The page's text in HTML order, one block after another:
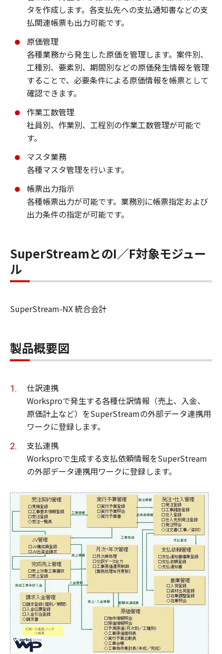
タを作成します。各支払先への支払通知書などの支
払関連帳票も出力可能です。
原価管理
各種業務から発生した原価を管理します。案件別、
工種別、要素別、期間別などの原価発生情報を管理
することで、必要条件による原価情報を帳票として
確認できます。
作業工数管理
社員別、作業別、工程別の作業工数管理が可能で
す。
マスタ業務
各種マスタ管理を行います。
帳票出力指示
各種帳票出力が可能です。業務別に帳票指定および
出力条件の指定が可能です。
SuperStreamとのI／F対象モジュー
ル
SuperStream-NX 統合会計
製品概要図
仕訳連携
Worksproで発生する各種仕訳情報（売上、入金、
原価計上など）をSuperStreamの外部データ連携用
ワークに登録します。
支払連携
Worksproで生成する支払依頼情報をSuperStream
の外部データ連携用ワークに登録します。